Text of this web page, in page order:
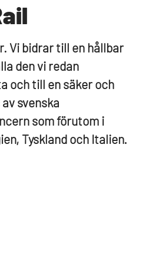
Vi bidrar till en hållbar
den vi redan
och till en säker och
svenska
som förutom i
Tyskland och Italien.